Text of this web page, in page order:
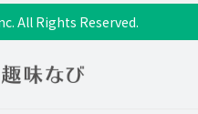
All Rights Reserved.